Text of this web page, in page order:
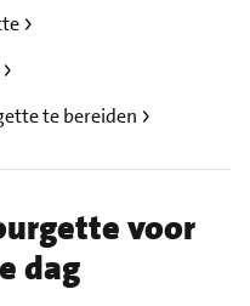
te bereiden
voor
dag